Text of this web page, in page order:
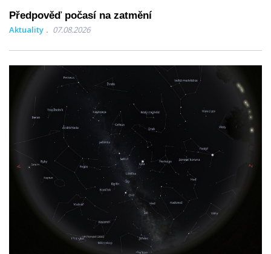
Předpověď počasí na zatmění
Aktuality 07.08.2026